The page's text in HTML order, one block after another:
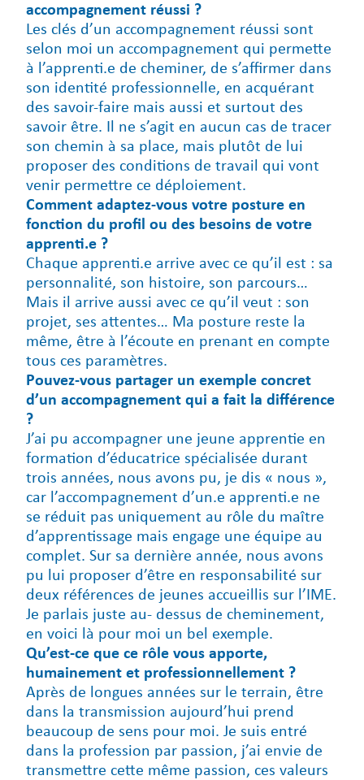
accompagnement réussi ?
Les clés d’un accompagnement réussi sont
selon moi un accompagnement qui permette
à l’apprenti.e de cheminer, de s’affirmer dans
son identité professionnelle, en acquérant
des savoir-faire mais aussi et surtout des
savoir être. Il ne s’agit en aucun cas de tracer
son chemin à sa place, mais plutôt de lui
proposer des conditions de travail qui vont
venir permettre ce déploiement.
Comment adaptez-vous votre posture en
fonction du profil ou des besoins de votre
apprenti.e ?
Chaque apprenti.e arrive avec ce qu’il est : sa
personnalité, son histoire, son parcours…
Mais il arrive aussi avec ce qu’il veut : son
projet, ses attentes… Ma posture reste la
même, être à l’écoute en prenant en compte
tous ces paramètres.
Pouvez-vous partager un exemple concret
d’un accompagnement qui a fait la différence
?
J’ai pu accompagner une jeune apprentie en
formation d’éducatrice spécialisée durant
trois années, nous avons pu, je dis « nous »,
car l’accompagnement d’un.e apprenti.e ne
se réduit pas uniquement au rôle du maître
d’apprentissage mais engage une équipe au
complet. Sur sa dernière année, nous avons
pu lui proposer d’être en responsabilité sur
deux références de jeunes accueillis sur l’IME.
Je parlais juste au- dessus de cheminement,
en voici là pour moi un bel exemple.
Qu’est-ce que ce rôle vous apporte,
humainement et professionnellement ?
Après de longues années sur le terrain, être
dans la transmission aujourd’hui prend
beaucoup de sens pour moi. Je suis entré
dans la profession par passion, j’ai envie de
transmettre cette même passion, ces valeurs